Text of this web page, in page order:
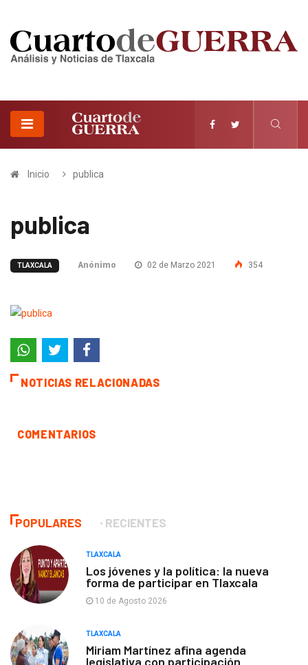
Inicio publica
publica
TLAXCALA Anónimo 02 de Marzo 2021 354
NOTICIAS RELACIONADAS
COMENTARIOS
POPULARES RECIENTES
TLAXCALA
Los jóvenes y la política: la nueva
forma de participar en Tlaxcala
10 de Agosto 2026
TLAXCALA
Miriam Martínez afina agenda
legislativa con participación